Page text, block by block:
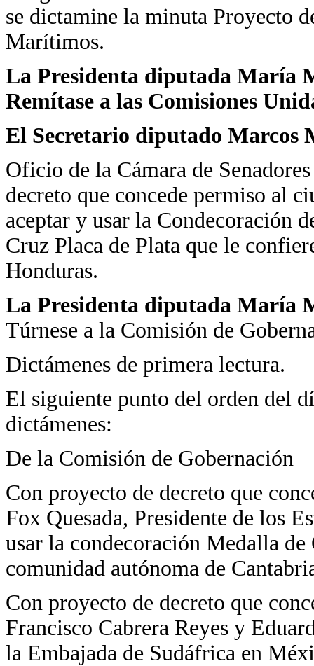
se dictamine la minuta Proyecto
Marítimos.
La Presidenta diputada María
Remítase a las Comisiones
El Secretario diputado Marcos
Oficio de la Cámara de
decreto que concede permiso al
aceptar y usar la Condecoración
Cruz Placa de Plata que le
Honduras.
La Presidenta diputada María
Túrnese a la Comisión de
Dictámenes de primera lectura.
El siguiente punto del orden del
dictámenes:
De la Comisión de Gobernación
Con proyecto de decreto que
Fox Quesada, Presidente de los
usar la condecoración Medalla
comunidad autónoma de
Con proyecto de decreto que
Francisco Cabrera Reyes y
la Embajada de Sudáfrica en